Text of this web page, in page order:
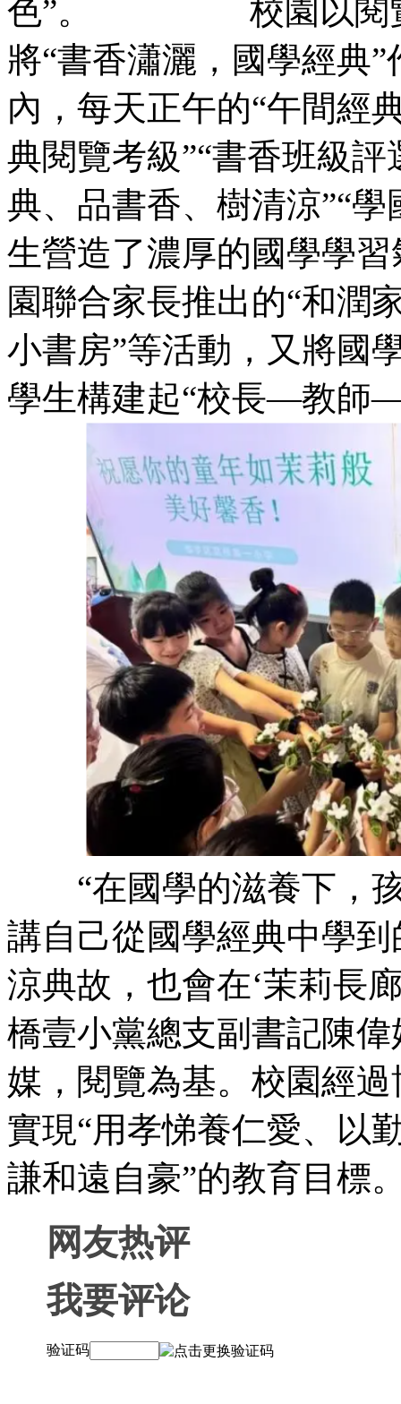
色”。 校園以閱覽為
將“書香瀟灑，國學經典”
內，每天正午的“午間經
典閱覽考級”“書香班級評選
典、品書香、樹
生營造了濃厚的國學學
園聯合家長推出的“和潤
小書房”等活動，又將
學生構建起“校長—教師—
“在國學的滋養下，
講自己從國學經典中學到
涼典故，也會在‘茉莉長
橋壹小黨總支副書記
媒，閱覽為基。校園
實現“用孝悌養仁愛、以
謙和遠自豪”的教育目標
网友热评
我要评论
验证码